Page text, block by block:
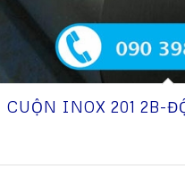
CUỘN INOX 201 2B-